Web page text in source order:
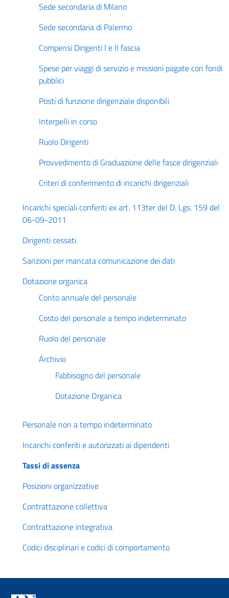
Sede secondaria di Milano
Sede secondaria di Palermo
Compensi Dirigenti I e II fascia
Spese per viaggi di servizio e missioni pagate con fondi
pubblici
Posti di funzione dirigenziale disponibili
Interpelli in corso
Ruolo Dirigenti
Provvedimento di Graduazione delle fasce dirigenziali
Criteri di conferimento di incarichi dirigenziali
Incarichi speciali conferiti ex art. 113ter del D. Lgs. 159 del
06-09-2011
Dirigenti cessati
Sanzioni per mancata comunicazione dei dati
Dotazione organica
Conto annuale del personale
Costo del personale a tempo indeterminato
Ruolo del personale
Archivio
Fabbisogno del personale
Dotazione Organica
Personale non a tempo indeterminato
Incarichi conferiti e autorizzati ai dipendenti
Tassi di assenza
Posizioni organizzative
Contrattazione collettiva
Contrattazione integrativa
Codici disciplinari e codici di comportamento